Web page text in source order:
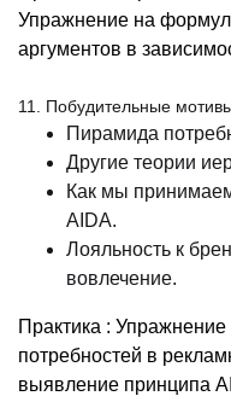
Упражнение на
аргументов в
11. Побудительные
Пирамида
Другие теории
Как мы
AIDA.
Лояльность к
вовлечение.
Практика :
потребностей в
выявление принципа